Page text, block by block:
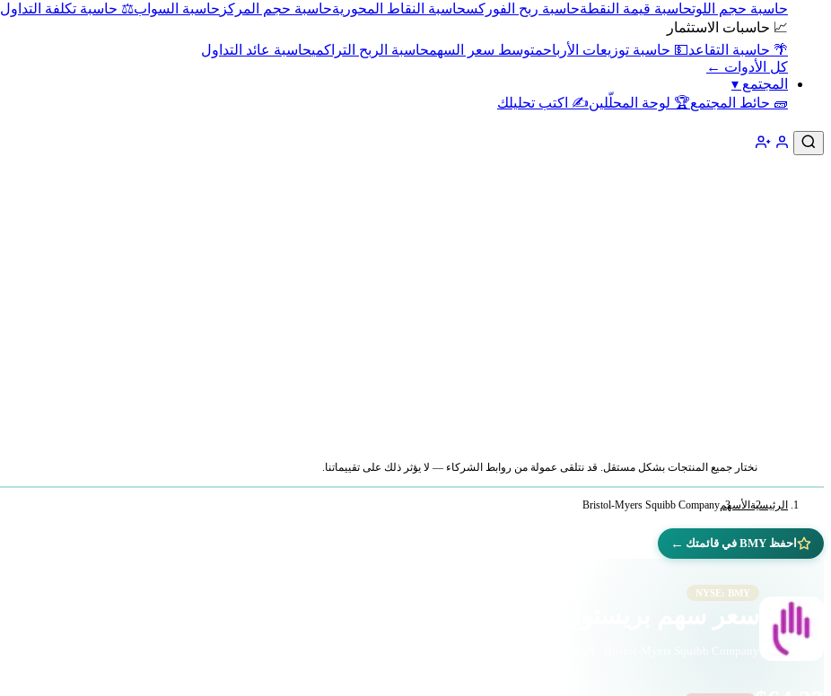
حاسبة حجم اللوتحاسبة قيمة النقطةحاسبة ربح الفوركسحاسبة النقاط المحوريةحاسبة حجم المركز حاسبة السواب⚖️ حاسبة تكلفة التداول
📈 حاسبات الاستثمار
🌴 حاسبة التقاعد💵 حاسبة توزيعات الأرباحمتوسط سعر السهمحاسبة الربح التراكميحاسبة عائد التداول
كل الأدوات ←
المجتمع ▾
🧱 حائط المجتمع🏆 لوحة المحلّلين✍️ اكتب تحليلك
نختار جميع المنتجات بشكل مستقل. قد نتلقى عمولة من روابط الشركاء — لا يؤثر ذلك على تقييماتنا.
الرئيسية الأسهمBristol-Myers Squibb Company
احفظ BMY في قائمتك ←
NYSE: BMY
Bristol-Myers Squibb Company · الرعاية الصحية · بورصة نيويورك